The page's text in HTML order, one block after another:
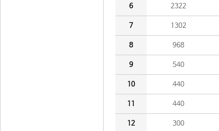
6 2322
7 1302
8 968
9 540
10 440
11 440
12 300